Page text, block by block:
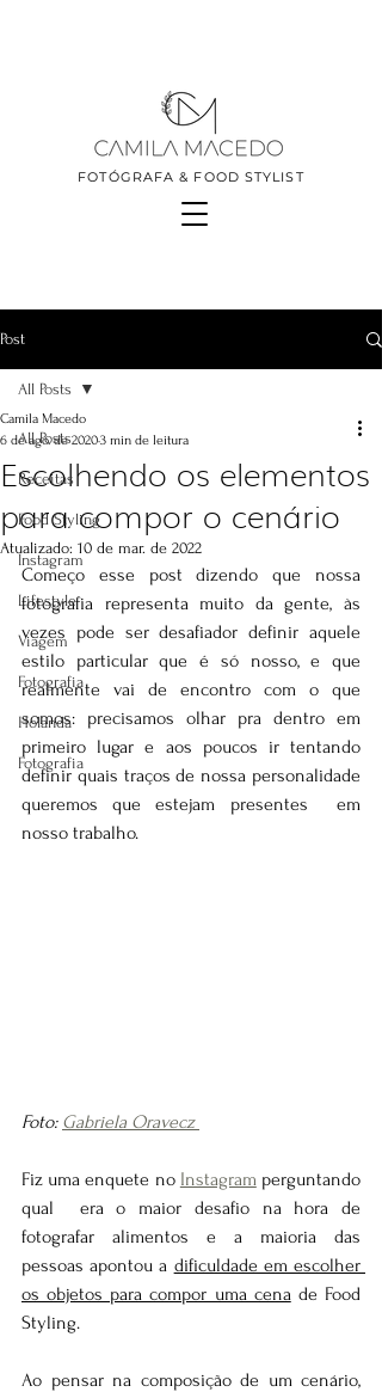
FOTÓGRAFA & FOOD STYLIST
Post
All Posts
Receitas
Food Styling
Instagram
Lifestyle
Viagem
Fotografia
Holanda
Fotografia
All Posts
Escolhendo os elementos
para compor o cenário
Camila Macedo
6 de ago. de 20203 min de leitura
Atualizado: 10 de mar. de 2022
Começo esse post dizendo que nossa
fotografia representa muito da gente, às
vezes pode ser desafiador definir aquele
estilo particular que é só nosso, e que
realmente vai de encontro com o que
somos: precisamos olhar pra dentro em
primeiro lugar e aos poucos ir tentando
definir quais traços de nossa personalidade
queremos que estejam presentes  em
nosso trabalho.
Foto: Gabriela Oravecz
Fiz uma enquete no Instagram perguntando
qual  era o maior desafio na hora de
fotografar alimentos e a maioria das
pessoas apontou a dificuldade em escolher
os objetos para compor uma cena de Food
Styling.
Ao pensar na composição de um cenário,